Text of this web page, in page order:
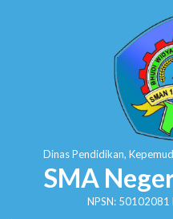
Dinas Pendidikan,
SMA
NPSN: